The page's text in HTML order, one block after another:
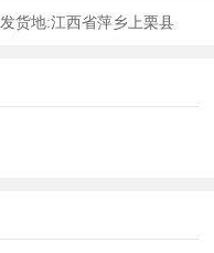
发货地:江西省萍乡上栗县